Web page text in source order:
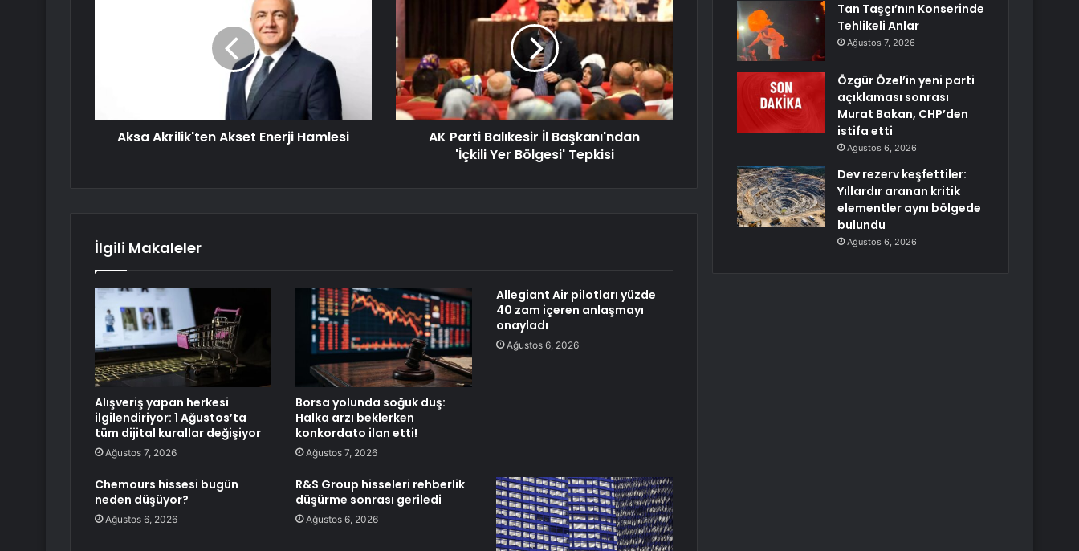
Aksa Akrilik'ten Akset Enerji Hamlesi
AK Parti Balıkesir İl Başkanı'ndan
'İçkili Yer Bölgesi' Tepkisi
İlgili Makaleler
Alışveriş yapan herkesi
ilgilendiriyor: 1 Ağustos’ta
tüm dijital kurallar değişiyor
Ağustos 7, 2026
Borsa yolunda soğuk duş:
Halka arzı beklerken
konkordato ilan etti!
Ağustos 7, 2026
Allegiant Air pilotları yüzde
40 zam içeren anlaşmayı
onayladı
Ağustos 6, 2026
Chemours hissesi bugün
neden düşüyor?
Ağustos 6, 2026
R&S Group hisseleri rehberlik
düşürme sonrası geriledi
Ağustos 6, 2026
Tan Taşçı’nın Konserinde
Tehlikeli Anlar
Ağustos 7, 2026
Özgür Özel’in yeni parti
açıklaması sonrası
Murat Bakan, CHP’den
istifa etti
Ağustos 6, 2026
Dev rezerv keşfettiler:
Yıllardır aranan kritik
elementler aynı bölgede
bulundu
Ağustos 6, 2026